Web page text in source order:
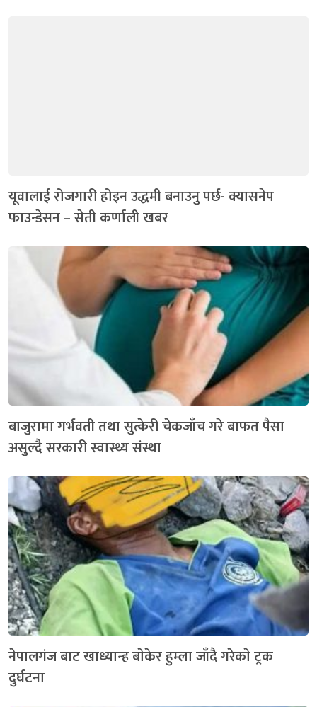
यूवालाई रोजगारी होइन उद्धमी बनाउनु पर्छ- क्यासनेप
फाउन्डेसन – सेती कर्णाली खबर
बाजुरामा गर्भवती तथा सुत्केरी चेकजाँच गरे बाफत पैसा
असुल्दै सरकारी स्वास्थ्य संस्था
नेपालगंज बाट खाध्यान्ह बाेकेर हुम्ला जाँदै गरेकाे ट्रक
दुर्घटना